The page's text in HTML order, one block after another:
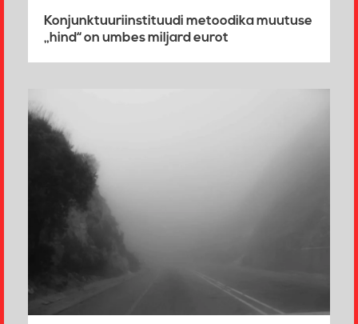
Konjunktuuriinstituudi metoodika muutuse
„hind“ on umbes miljard eurot